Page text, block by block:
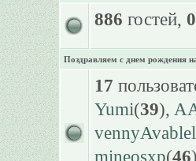
886 гостей, 0
Поздравляем с днем рождения
17
Yumi(39),
mineosxp(46